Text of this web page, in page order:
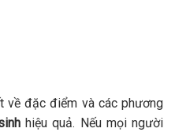
về đặc điểm và các phương
hiệu quả. Nếu mọi người